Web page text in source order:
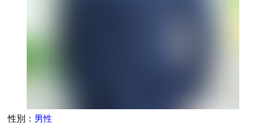
性別： 男性